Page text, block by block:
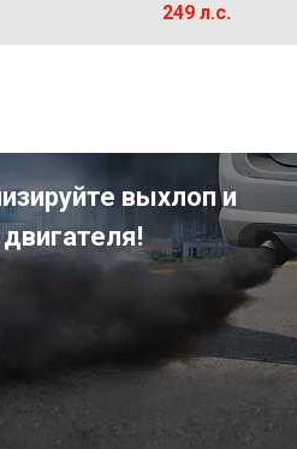
249 л.с.
выхлоп и